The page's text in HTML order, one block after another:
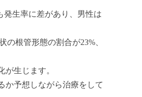
発生率に差があり、男性は
根管形態の割合が23%、
生じます。
か予想しながら治療をして